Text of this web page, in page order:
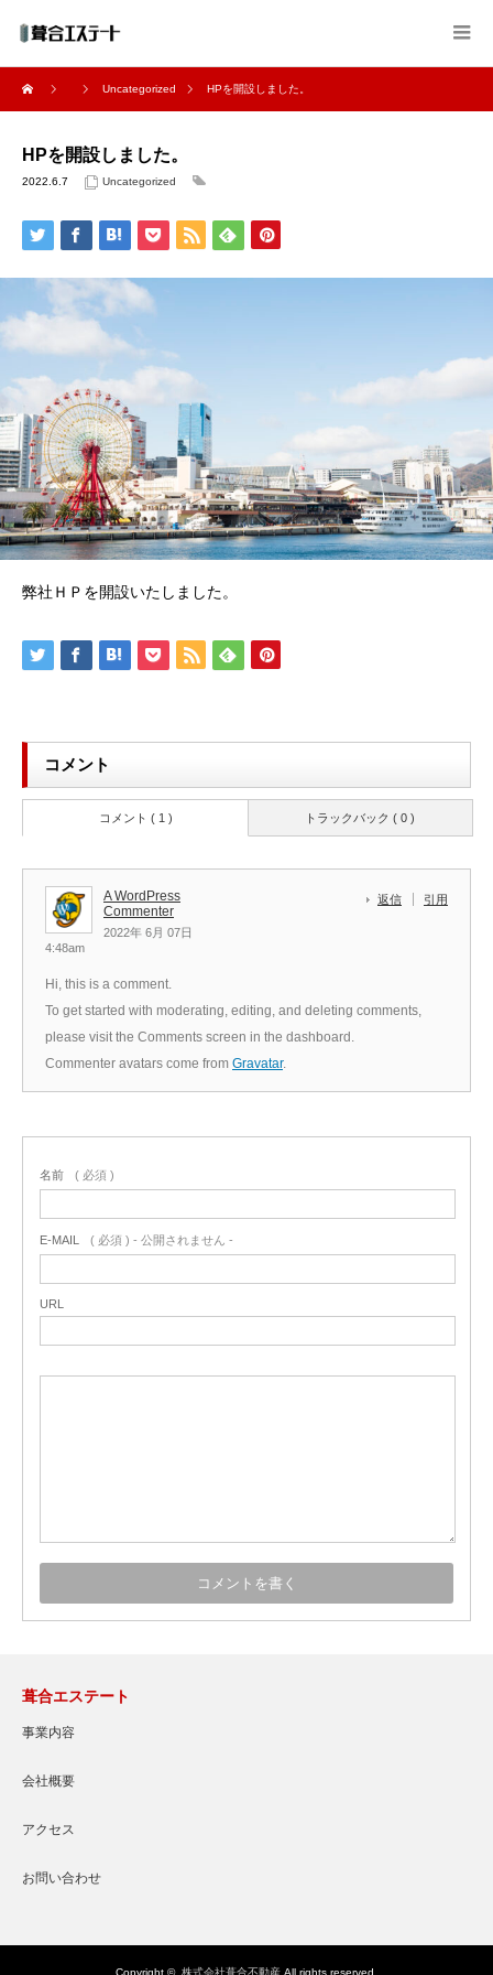
Uncategorized HPを開設しました。
HPを開設しました。
2022.6.7 Uncategorized
弊社ＨＰを開設いたしました。
コメント
トラックバック ( 0 )
コメント ( 1 )
A WordPress
Commenter
2022年 6月 07日
4:48am
返信 引用
Hi, this is a comment.
To get started with moderating, editing, and deleting comments,
please visit the Comments screen in the dashboard.
Commenter avatars come from Gravatar.
名前 ( 必須 )
E-MAIL ( 必須 ) - 公開されません -
URL
葺合エステート
事業内容
会社概要
アクセス
お問い合わせ
Copyright © 株式会社葺合不動産 All rights reserved.